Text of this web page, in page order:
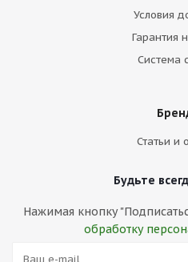
Условия
Гарантия
Система
Статьи и
Будьте
Нажимая кнопку
обработку